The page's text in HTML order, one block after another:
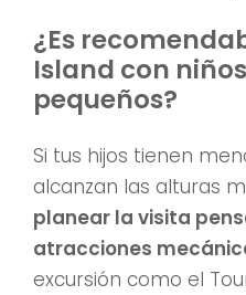
¿Es
Island con
pequeños?
Si tus hijos tienen
alcanzan las alturas
planear la visita
atracciones
excursión como el